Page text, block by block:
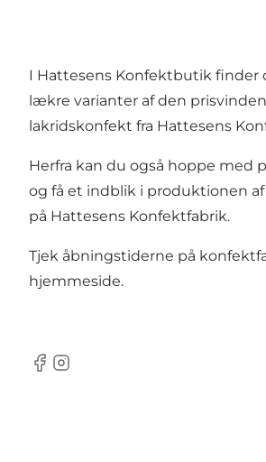
I Hattesens Konfektbutik finder
lækre varianter af den
lakridskonfekt fra Hattesens
Herfra kan du også hoppe med
og få et indblik i produktionen
på Hattesens Konfektfabrik.
Tjek åbningstiderne på
hjemmeside.
Facebook
Instagram